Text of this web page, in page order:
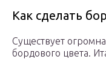
Как сделать
Существует
бордового цвета.